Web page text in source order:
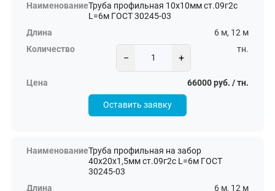
Труба профильная 10х10мм ст.09г2с
L=6м ГОСТ 30245-03
6 м, 12 м
− +
тн.
66000 руб. / тн.
Оставить заявку
Труба профильная на забор
40х20х1,5мм ст.09г2с L=6м ГОСТ
30245-03
6 м, 12 м